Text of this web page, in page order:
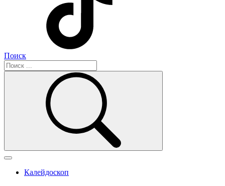
Поиск
Калейдоскоп